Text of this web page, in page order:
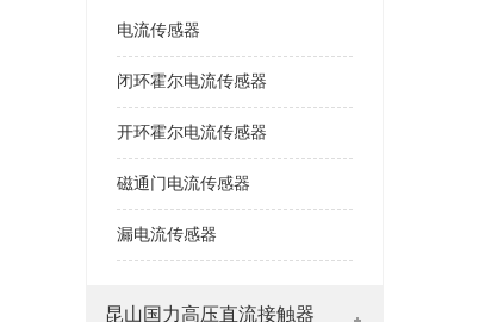
电流传感器
闭环霍尔电流传感器
开环霍尔电流传感器
磁通门电流传感器
漏电流传感器
昆山国力高压直流接触器